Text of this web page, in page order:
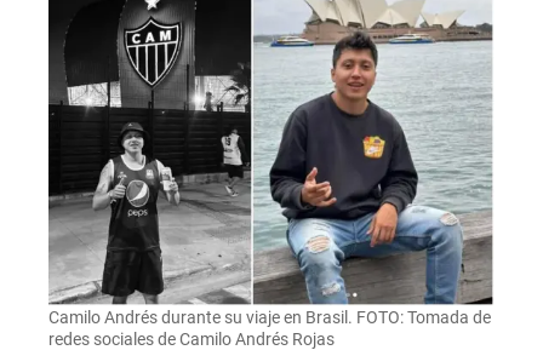
Camilo Andrés durante su viaje en Brasil. FOTO: Tomada de
redes sociales de Camilo Andrés Rojas